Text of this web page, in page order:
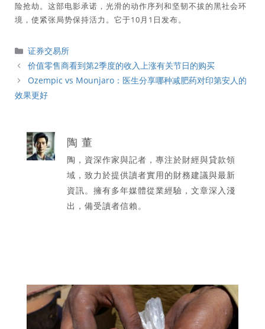
险抢劫。这部电影承诺，光滑的动作序列和坚韧不拔的黑社会环
境，使紧张局势保持活力。它于10月1日发布。
分
類
证券交易所
价值零售商看到第2季度的收入上涨有关节日的购买
Ozempic vs Mounjaro：医生分享哪种减肥药对印第安人的
效果更好
陶 董
陶，資深作家與記者，專注於財經與貸款領
域，致力於提供讀者實用的財務建議與最新
資訊。擁有多年媒體從業經驗，文章深入淺
出，備受讀者信賴。